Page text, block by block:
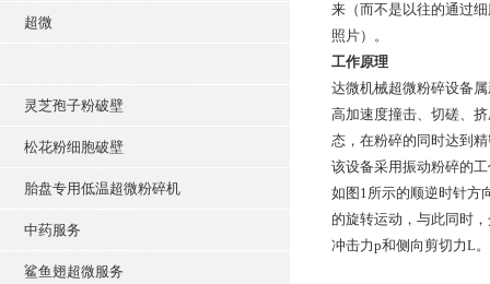
超微
灵芝孢子粉破壁
松花粉细胞破壁
胎盘专用低温超微粉碎机
中药服务
鲨鱼翅超微服务
来（而不是以往的通过
照片）。
工作原理
达微机械超微粉碎设备
高加速度撞击、切磋、
态，在粉碎的同时达到
该设备采用振动粉碎的
如图1所示的顺逆时针方
的旋转运动，与此同时
冲击力p和侧向剪切力L